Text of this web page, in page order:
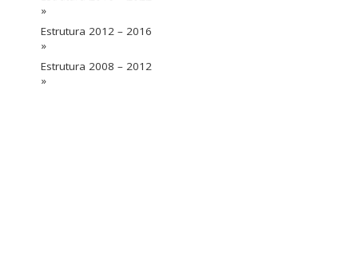
»
Estrutura 2012 – 2016
»
Estrutura 2008 – 2012
»